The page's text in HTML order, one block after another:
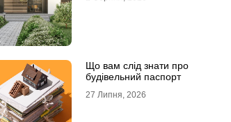
Що вам слід знати про
будівельний паспорт
27 Липня, 2026